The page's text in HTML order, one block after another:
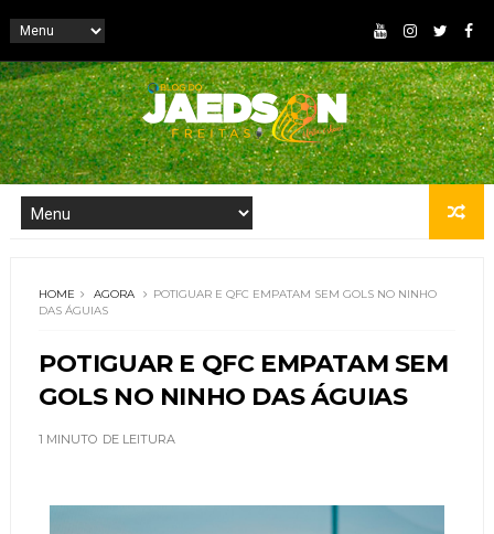
HOME AGORA
POTIGUAR E QFC EMPATAM SEM GOLS NO NINHO
DAS ÁGUIAS
POTIGUAR E QFC EMPATAM SEM
GOLS NO NINHO DAS ÁGUIAS
1 MINUTO DE LEITURA